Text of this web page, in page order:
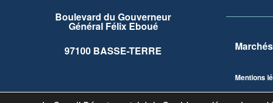
Boulevard du Gouverneur
Général Félix Eboué
97100 BASSE-TERRE
Mentions